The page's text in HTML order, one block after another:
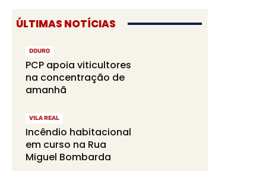
ÚLTIMAS NOTÍCIAS
DOURO
PCP apoia viticultores
na concentração de
amanhã
VILA REAL
Incêndio habitacional
em curso na Rua
Miguel Bombarda